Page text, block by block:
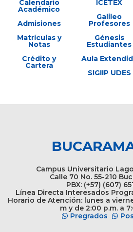
Calendario
Académico
Admisiones
Matrículas y
Notas
Crédito y
Cartera
ICETEX
Galileo
Profesores
Génesis
Estudiantes
Aula
SIGIIP UDES
Campus Universitario
Calle 70 No. 55-210
PBX: (+57) (607)
Línea Directa Interesados
Horario de Atención: lunes a
m y de 2:00 p.m. a
Pregrados